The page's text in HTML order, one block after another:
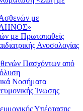
με
με Πρωτοπαθείς
Ανοσολογίας
Πασχόντων από
Νοσήματα
Ίνωσης
Υπέρτασης